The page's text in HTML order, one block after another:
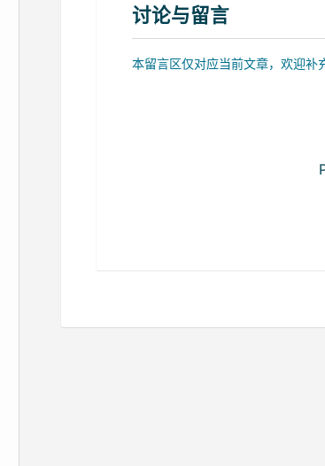
讨论与留言
本留言区仅对应当前文章，欢迎补